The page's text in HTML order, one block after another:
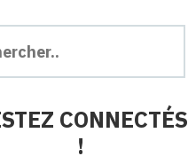
CONNECTÉS
!